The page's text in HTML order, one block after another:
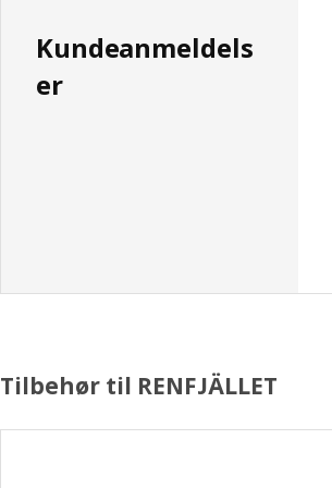
Kundeanmeldels
er
Tilbehør til RENFJÄLLET